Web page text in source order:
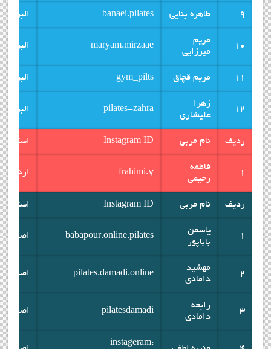
9 طاهره بنایی banaei.pilates البرز
10
مریم
میرزایی
maryam.mirzaae البرز
11 مریم قچاق gym_pilts البرز
12
زهرا
علیشاری
pilates-zahra البرز
ردیف نام مربی Instagram ID استان
1
فاطمه
رحیمی
frahimi.7 اردبیل
ردیف نام مربی Instagram ID استان
1
یاسمن
باباپور
babapour.online.pilates اصفهان
2
مهشید
دامادی
pilates.damadi.online اصفهان
3
رابعه
دامادی
pilatesdamadi اصفهان
instageram: